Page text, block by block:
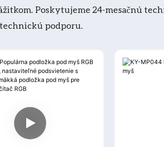
Poskytujeme 24-mesačnú
podporu.